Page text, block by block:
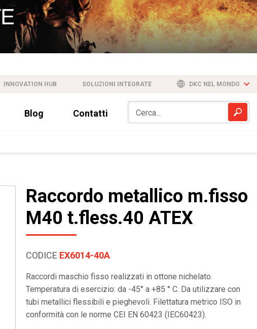
INNOVATION HUB SOLUZIONI INTEGRATE DKC NEL MONDO
Blog Contatti
Raccordo metallico m.fisso
M40 t.fless.40 ATEX
CODICE EX6014-40A
Raccordi maschio fisso realizzati in ottone nichelato.
Temperatura di esercizio: da -45° a +85 ° C. Da utilizzare con
tubi metallici flessibili e pieghevoli. Filettatura metrico ISO in
conformità con le norme CEI EN 60423 (IEC60423).